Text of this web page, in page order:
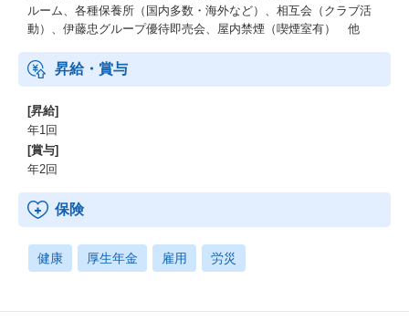
ルーム、各種保養所（国内多数・海外など）、相互会（クラブ活
動）、伊藤忠グループ優待即売会、屋内禁煙（喫煙室有） 他
昇給・賞与
[昇給]
年1回
[賞与]
年2回
保険
健康 厚生年金 雇用 労災